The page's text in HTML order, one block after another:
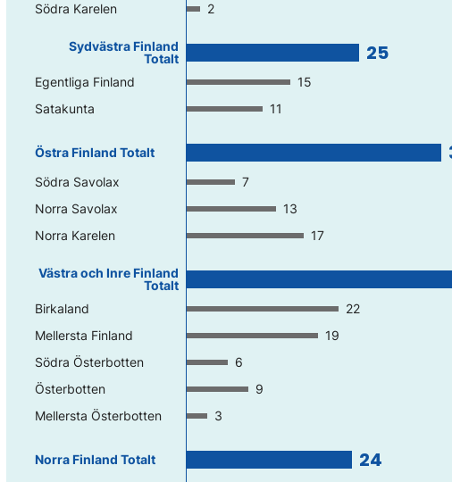
Södra Karelen
Sydvästra Finland
Totalt
Egentliga Finland
Satakunta
Östra Finland Totalt
Södra Savolax
Norra Savolax
Norra Karelen
Västra och Inre Finland
Totalt
Birkaland
Mellersta Finland
Södra Österbotten
Österbotten
Mellersta Österbotten
Norra Finland Totalt
2
25
15
11
7
13
17
22
19
6
9
3
24